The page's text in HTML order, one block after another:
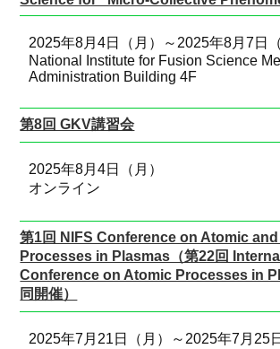
2025年8月4日（月）～2025年8月7日（
National Institute for Fusion Science
Administration Building 4F
第8回 GKV講習会
2025年8月4日（月）
オンライン
第1回 NIFS Conference on Atomic
Processes in Plasmas（第22回
Conference on Atomic Processes in
同開催）
2025年7月21日（月）～2025年7月25